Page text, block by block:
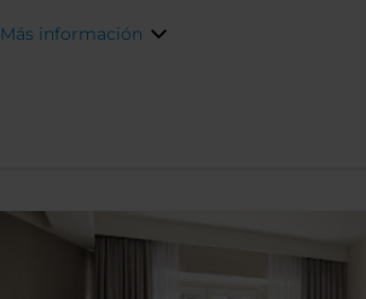
Más información